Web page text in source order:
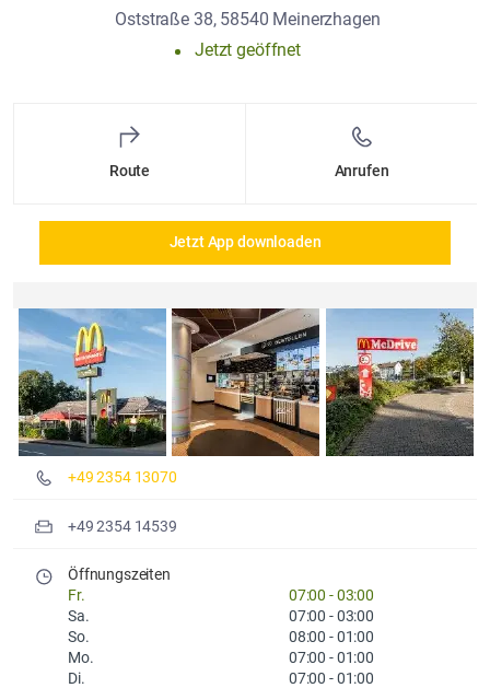
Oststraße 38, 58540 Meinerzhagen
Jetzt geöffnet
Route Anrufen
Jetzt App downloaden
Details und Fotos
+49 2354 13070
+49 2354 14539
Öffnungszeiten
Fr.
07:00 -03:00
Sa.
07:00 -03:00
So.
08:00 -01:00
Mo.
07:00 -01:00
Di.
07:00 -01:00